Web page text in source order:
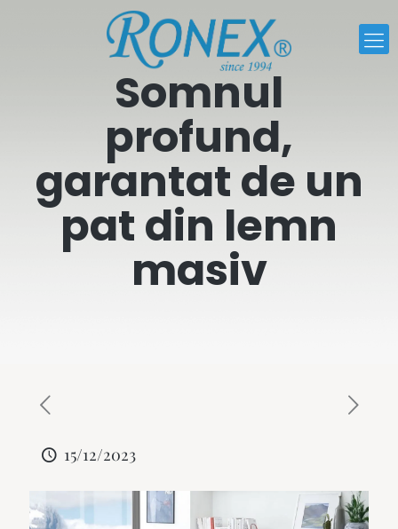
Somnul
profund,
garantat de un
pat din lemn
masiv
15/12/2023